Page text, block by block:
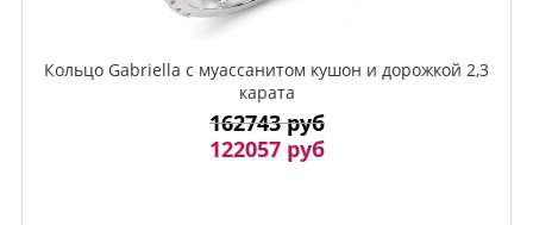
Кольцо Gabriella с муассанитом кушон и дорожкой 2,3
карата
162743 руб
122057 руб